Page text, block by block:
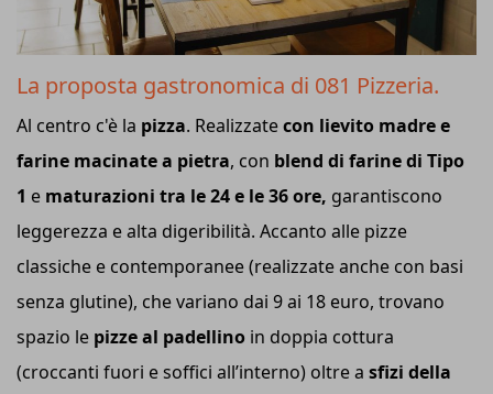
La proposta gastronomica di 081 Pizzeria.
Al centro c'è la pizza. Realizzatecon lievito madre e
farine macinate a pietra, con blend di farine di Tipo
1 e maturazioni tra le 24 e le 36 ore, garantiscono
leggerezza e alta digeribilità. Accanto alle pizze
classiche e contemporanee (realizzate anche con basi
senza glutine), che variano dai 9 ai 18 euro, trovano
spazio le pizze al padellino in doppia cottura
(croccanti fuori e soffici all’interno) oltre a sfizi della